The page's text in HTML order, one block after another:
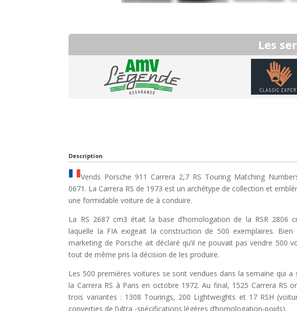
Les
Description
Vends Porsche 911 Carrera 2,7 RS Touring Matching
0671. La Carrera RS de 1973 est un archétype de collection et
une formidable voiture de à conduire.
La RS 2687 cm3 était la base d’homologation de la RSR 2806
laquelle la FIA exigeait la construction de 500 exemplaires.
marketing de Porsche ait déclaré qu’il ne pouvait pas vendre 500
tout de même pris la décision de les produire.
Les 500 premières voitures se sont vendues dans la semaine qui a
la Carrera RS à Paris en octobre 1972. Au final, 1525 Carrera RS
trois variantes : 1308 Tourings, 200 Lightweights et 17 RSH
converties de l’ultra -spécifications légères d’homologation-poids).